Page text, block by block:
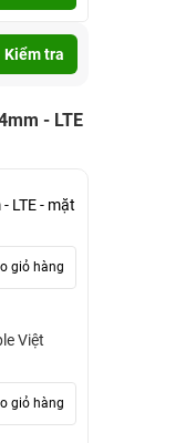
Kiểm tra
- LTE
LTE - mặt
giỏ hàng
Việt
giỏ hàng